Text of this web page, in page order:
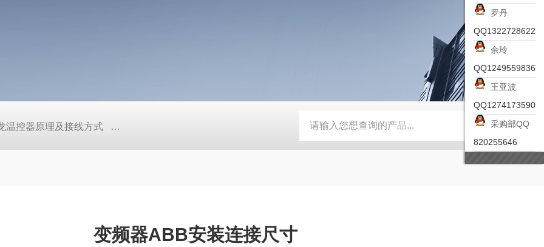
温控器原理及接线方式 日本SMC真空压力开关的中文资料ZK2-ZSEA-A *皮尔兹PILZ安全激光扫描仪 RZMO-TER-
变频器ABB安装连接尺寸
罗丹
QQ1322728622
余玲
QQ1249559836
王亚波
QQ1274173590
采购部QQ
820255646